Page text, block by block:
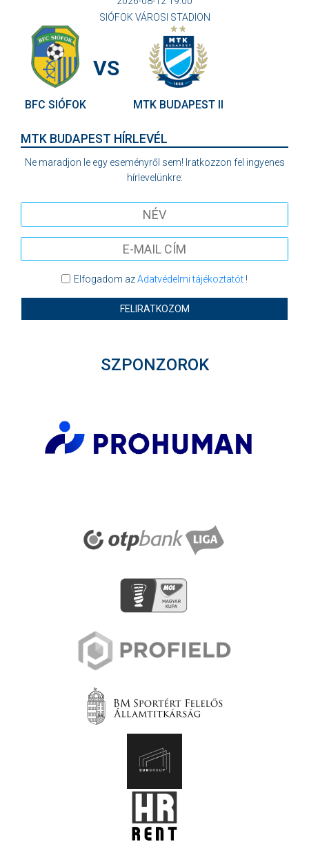
SIÓFOK VÁROSI STADION
BFC SIÓFOK
VS
MTK BUDAPEST II
MTK BUDAPEST HÍRLEVÉL
Ne maradjon le egy eseményről sem! Iratkozzon fel ingyenes
hírlevelünkre:
Elfogadom azAdatvédelmi tájékoztatót!
FELIRATKOZOM
SZPONZOROK